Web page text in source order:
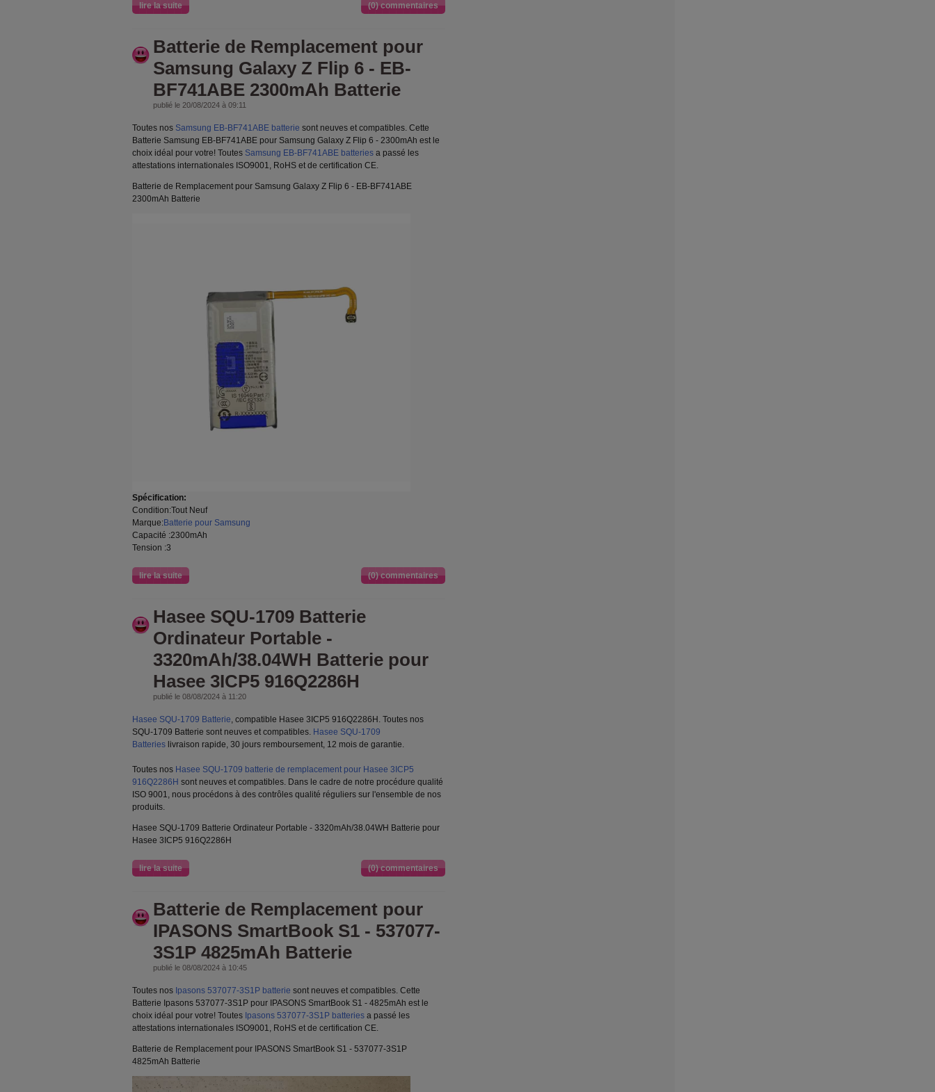
lire la suite (0) commentaires
Batterie de Remplacement pour
Samsung Galaxy Z Flip 6 - EB-
BF741ABE 2300mAh Batterie
publié le 20/08/2024 à 09:11
Toutes nos Samsung EB-BF741ABE batterie sont neuves et compatibles. Cette
Batterie Samsung EB-BF741ABE pour Samsung Galaxy Z Flip 6 - 2300mAh est le
choix idéal pour votre! Toutes Samsung EB-BF741ABE batteries a passé les
attestations internationales ISO9001, RoHS et de certification CE.
Batterie de Remplacement pour Samsung Galaxy Z Flip 6 - EB-BF741ABE
2300mAh Batterie
Spécification:
Condition:Tout Neuf
Marque:Batterie pour Samsung
Capacité :2300mAh
Tension :3
lire la suite (0) commentaires
Hasee SQU-1709 Batterie
Ordinateur Portable -
3320mAh/38.04WH Batterie pour
Hasee 3ICP5 916Q2286H
publié le 08/08/2024 à 11:20
Hasee SQU-1709 Batterie, compatible Hasee 3ICP5 916Q2286H. Toutes nos
SQU-1709 Batterie sont neuves et compatibles. Hasee SQU-1709
Batteries livraison rapide, 30 jours remboursement, 12 mois de garantie.
Toutes nos Hasee SQU-1709 batterie de remplacement pour Hasee 3ICP5
916Q2286H sont neuves et compatibles. Dans le cadre de notre procédure qualité
ISO 9001, nous procédons à des contrôles qualité réguliers sur l'ensemble de nos
produits.
Hasee SQU-1709 Batterie Ordinateur Portable - 3320mAh/38.04WH Batterie pour
Hasee 3ICP5 916Q2286H
lire la suite (0) commentaires
Batterie de Remplacement pour
IPASONS SmartBook S1 - 537077-
3S1P 4825mAh Batterie
publié le 08/08/2024 à 10:45
Toutes nos Ipasons 537077-3S1P batterie sont neuves et compatibles. Cette
Batterie Ipasons 537077-3S1P pour IPASONS SmartBook S1 - 4825mAh est le
choix idéal pour votre! Toutes Ipasons 537077-3S1P batteries a passé les
attestations internationales ISO9001, RoHS et de certification CE.
Batterie de Remplacement pour IPASONS SmartBook S1 - 537077-3S1P
4825mAh Batterie